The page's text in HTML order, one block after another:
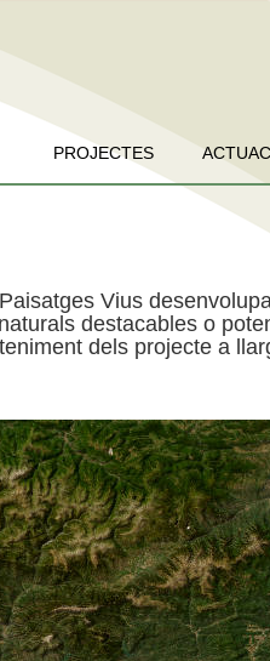
PROJECTES
Vius
destacables o
dels projecte a